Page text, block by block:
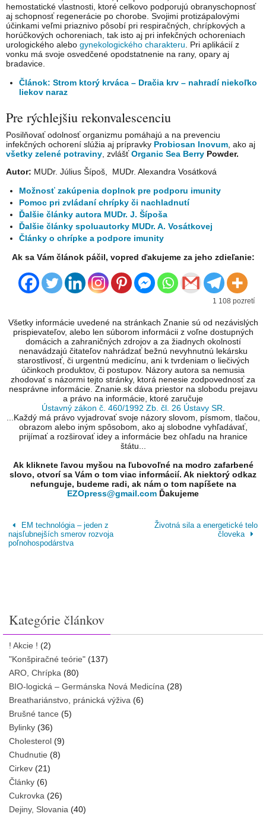
hemostatické vlastnosti, ktoré celkovo podporujú obranyschopnosť
aj schopnosť regenerácie po chorobe. Svojimi protizápalovými
účinkami veľmi priaznivo pôsobí pri respiračných, chrípkových a
horúčkových ochoreniach, tak isto aj pri infekčných ochoreniach
urologického alebo gynekologického charakteru . Pri aplikácií z
vonku má svoje osvedčené opodstatnenie na rany, opary aj
bradavice.
Článok: Strom ktorý krváca – Dračia krv – nahradí niekoľko
liekov naraz
Pre rýchlejšiu rekonvalescenciu
Posilňovať odolnosť organizmu pomáhajú a na prevenciu
infekčných ochorení slúžia aj prípravky Probiosan Inovum , ako aj
všetky zelené potraviny , zvlášťOrganic Sea Berry Powder.
Autor: MUDr. Július Šípoš, MUDr. Alexandra Vosátková
Možnosť zakúpenia doplnok pre podporu imunity
Pomoc pri zvládaní chrípky či nachladnutí
Ďalšie články autora MUDr. J. Šípoša
Ďalšie články spoluautorky MUDr. A. Vosátkovej
Články o chrípke a podpore imunity
Ak sa Vám článok páčil, vopred ďakujeme za jeho zdieľanie:
1 108 pozretí
Všetky informácie uvedené na stránkach Znanie sú od nezávislých
prispievateľov, alebo len súborom informácii z voľne dostupných
domácich a zahraničných zdrojov a za žiadnych okolností
nenavádzajú čitateľov nahrádzať bežnú nevyhnutnú lekársku
starostlivosť, či urgentnú medicínu, ani k tvrdeniam o liečivých
účinkoch produktov, či postupov. Názory autora sa nemusia
zhodovať s názormi tejto stránky, ktorá nenesie zodpovednosť za
nesprávne informácie. Znanie.sk dáva priestor na slobodu prejavu
a právo na informácie, ktoré zaručuje
Ústavný zákon č. 460/1992 Zb. čl. 26 Ústavy SR
...Každý má právo vyjadrovať svoje názory slovom, písmom, tlačou,
obrazom alebo iným spôsobom, ako aj slobodne vyhľadávať,
prijímať a rozširovať idey a informácie bez ohľadu na hranice
štátu...
Ak kliknete ľavou myšou na ľubovoľné na modro zafarbené
slovo, otvorí sa Vám o tom viac informácií. Ak niektorý odkaz
nefunguje, budeme radi, ak nám o tom napíšete na
EZOpress@gmail.com Ďakujeme
EM technológia – jeden z
najsľubnejších smerov rozvoja
poľnohospodárstva
Životná sila a energetické telo
človeka
Kategórie článkov
! Akcie ! (2)
"Konšpiračné teórie" (137)
ARO, Chrípka (80)
BIO-logická – Germánska Nová Medicína (28)
Breathariánstvo, pránická výživa (6)
Brušné tance (5)
Bylinky (36)
Cholesterol (9)
Chudnutie (8)
Cirkev (21)
Články (6)
Cukrovka (26)
Dejiny, Slovania (40)